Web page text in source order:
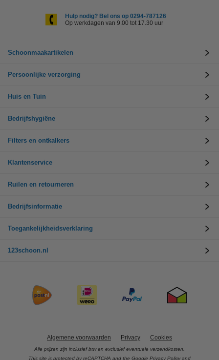
Hulp nodig? Bel ons op 0294-787126
Op werkdagen van 9.00 tot 17.30 uur
Schoonmaakartikelen
Persoonlijke verzorging
Huis en Tuin
Bedrijfshygiëne
Filters en ontkalkers
Klantenservice
Ruilen en retourneren
Bedrijfsinformatie
Toegankelijkheidsverklaring
123schoon.nl
Algemene voorwaarden Privacy Cookies
Alle prijzen zijn inclusief btw en exclusief eventuele verzendkosten.
This site is protected by reCAPTCHA and the Google Privacy Policy and